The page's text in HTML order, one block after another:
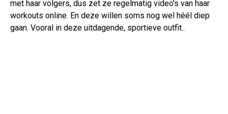
met haar volgers, dus zet ze regelmatig video's van haar
workouts online. En deze willen soms nog wel héél diep
gaan. Vooral in deze uitdagende, sportieve outfit..